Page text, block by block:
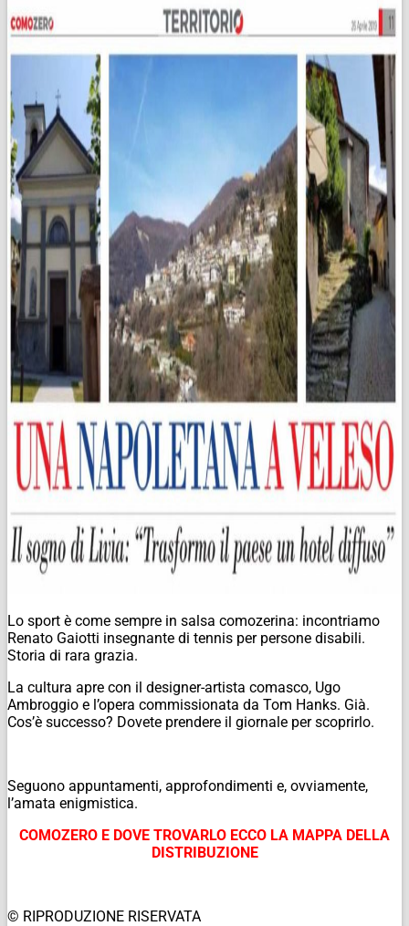
Lo sport è come sempre in salsa comozerina: incontriamo
Renato Gaiotti insegnante di tennis per persone disabili.
Storia di rara grazia.
La cultura apre con il designer-artista comasco, Ugo
Ambroggio e l’opera commissionata da Tom Hanks. Già.
Cos’è successo? Dovete prendere il giornale per scoprirlo.
Seguono appuntamenti, approfondimenti e, ovviamente,
l’amata enigmistica.
COMOZERO E DOVE TROVARLO ECCO LA MAPPA DELLA
DISTRIBUZIONE
© RIPRODUZIONE RISERVATA